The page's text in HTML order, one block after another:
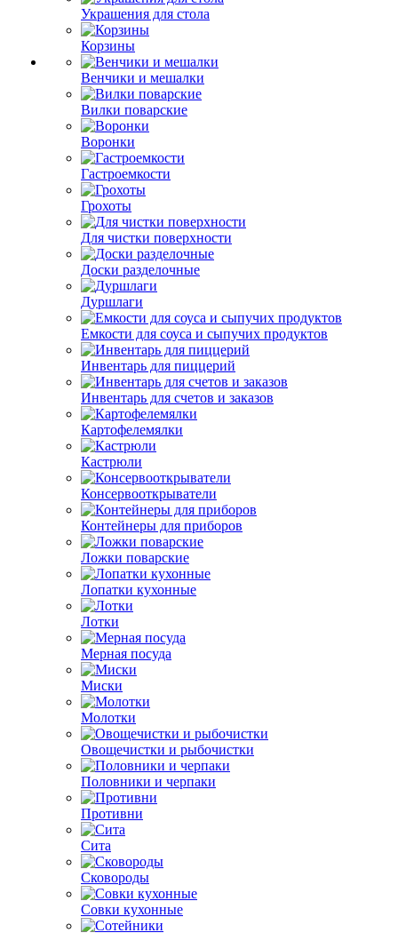
Украшения для стола
Корзины
Венчики и мешалки
Вилки поварские
Воронки
Гастроемкости
Грохоты
Для чистки поверхности
Доски разделочные
Дуршлаги
Емкости для соуса и сыпучих продуктов
Инвентарь для пиццерий
Инвентарь для счетов и заказов
Картофелемялки
Кастрюли
Консервооткрыватели
Контейнеры для приборов
Ложки поварские
Лопатки кухонные
Лотки
Мерная посуда
Миски
Молотки
Овощечистки и рыбочистки
Половники и черпаки
Противни
Сита
Сковороды
Совки кухонные